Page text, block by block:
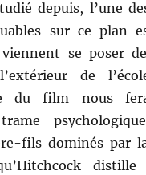
depuis, l’une
sur ce plan
se poser
de
du film nous
fils dominés par
distille